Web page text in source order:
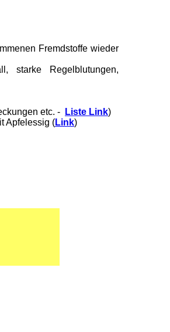
Fremdstoffe wieder
starke Regelblutungen,
etc. - Liste Link)
Apfelessig (Link)